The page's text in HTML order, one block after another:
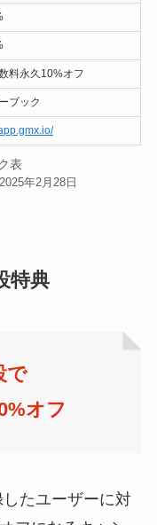
料永久10%オフ
ブック
表
年2月28日
特典
で
オフ
たユーザーに対